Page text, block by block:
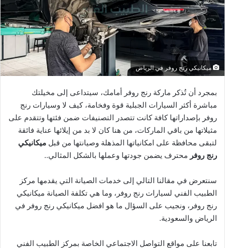
ميكانيكي رنج روفر في الرياض
بمجرد أن تُذكر ماركة رنج روفر أمامك، سيتداعى إلى مخيلتك
مباشرة أكثر السيارات الجبلية قوة وفخامة، كيف لا وسيارات رنج
روفر بإصداراتها كافة كانت تتصدر التصنيفات ضمن فئتها وتتقدم على
مثيلاتها من باقي الماركات، من هنا كان لا بد من إيلائها عناية فائقة
لتبقى محافظة على امكانياتها المذهلة وصيانتها من قبل ميكانيكي
رنج روفر محترف يضمن جودتها وعملها بالشكل المثالي..
سنتعرض في مقالنا التالي إلى خدمات الصيانة التي يقدمها مركز
الطبيب الفني لسيارات رنج روفر، وما هي تكلفة الصيانة ميكانيكي
رنج روفر، ونجيب على السؤال ما هو افضل ميكانيكي رنج روفر في
الرياض والسعودية.
تابعنا على مواقع التواصل الاجتماعي الخاصة بمركز الطبيب الفني